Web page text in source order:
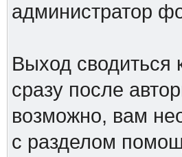
администратор
Выход
сразу после
возможно, вам
с разделом